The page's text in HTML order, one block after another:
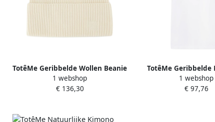
TotêMe Geribbelde Wollen Beanie
in Wit White Dames
1 webshop
€ 136,30
TotêMe Geribbelde
Crew-Neck T-shirt
1 webshop
€ 97,76